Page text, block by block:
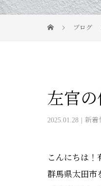
ブログ
左官
2025.01.28 新着
こんにちは！
群馬県太田市